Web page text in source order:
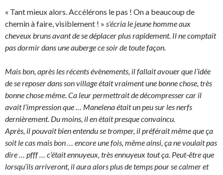
« Tant mieux alors. Accélérons le pas ! On a beaucoup de
chemin à faire, visiblement ! » s’écria le jeune homme aux
cheveux bruns avant de se déplacer plus rapidement. Il ne comptait
pas dormir dans une auberge ce soir de toute façon.
Mais bon, après les récents évènements, il fallait avouer que l’idée
de se reposer dans son village était vraiment une bonne chose, très
bonne chose même. Ca leur permettrait de décompresser car il
avait l’impression que … Manelena était un peu sur les nerfs
dernièrement. Du moins, il en était presque convaincu.
Après, il pouvait bien entendu se tromper, il préférait même que ça
soit le cas mais bon … encore une fois, même ainsi, ça ne voulait pas
dire … pfff … c’était ennuyeux, très ennuyeux tout ça. Peut-être que
lorsqu’ils arriveront, il aura alors plus de temps pour se calmer et